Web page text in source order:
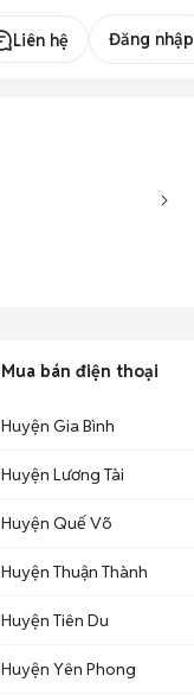
Liên hệ Đăng nhập
Mua bán điện thoại
Huyện Gia Bình
Huyện Lương Tài
Huyện Quế Võ
Huyện Thuận Thành
Huyện Tiên Du
Huyện Yên Phong